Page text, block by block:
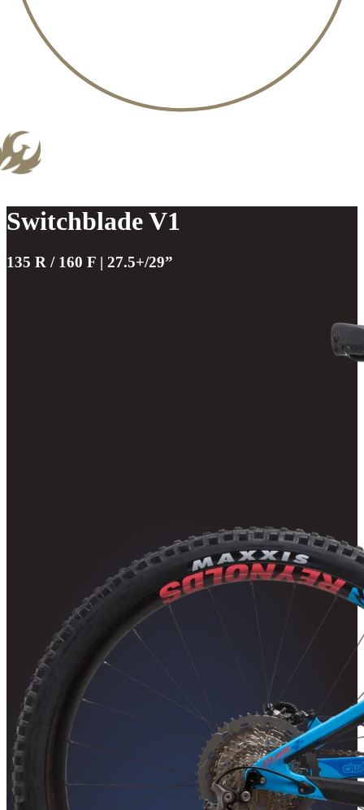
Switchblade V1
135 R / 160 F | 27.5+/29”